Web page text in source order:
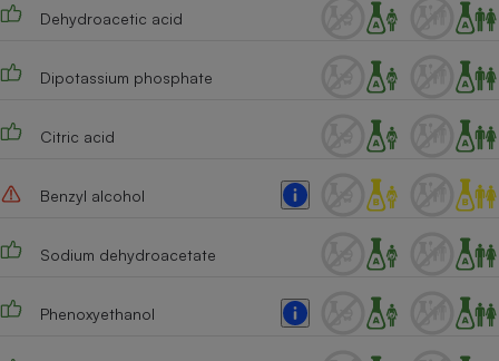
Dehydroacetic acid
Dipotassium phosphate
Citric acid
Benzyl alcohol
Sodium dehydroacetate
Phenoxyethanol